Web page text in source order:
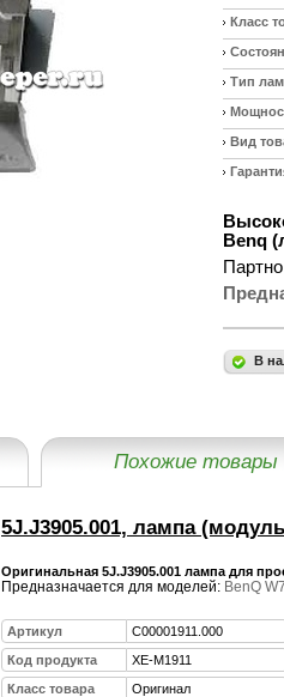
Класс
Тип
Вид
Benq
В
Похожие товары
5J.J3905.001, лампа
Оригинальная 5J.J3905.001 лампа для
Предназначается для моделей: BenQ
Артикул
C00001911.000
Код продукта
XE-M1911
Класс товара
Оригинал